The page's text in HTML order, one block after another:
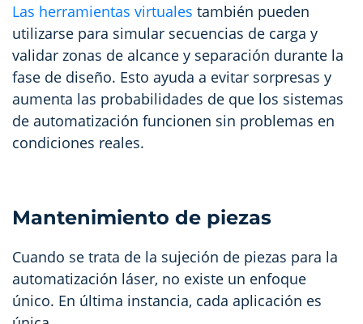
Las herramientas virtuales también pueden
utilizarse para simular secuencias de carga y
validar zonas de alcance y separación durante la
fase de diseño. Esto ayuda a evitar sorpresas y
aumenta las probabilidades de que los sistemas
de automatización funcionen sin problemas en
condiciones reales.
Mantenimiento de piezas
Cuando se trata de la sujeción de piezas para la
automatización láser, no existe un enfoque
único. En última instancia, cada aplicación es